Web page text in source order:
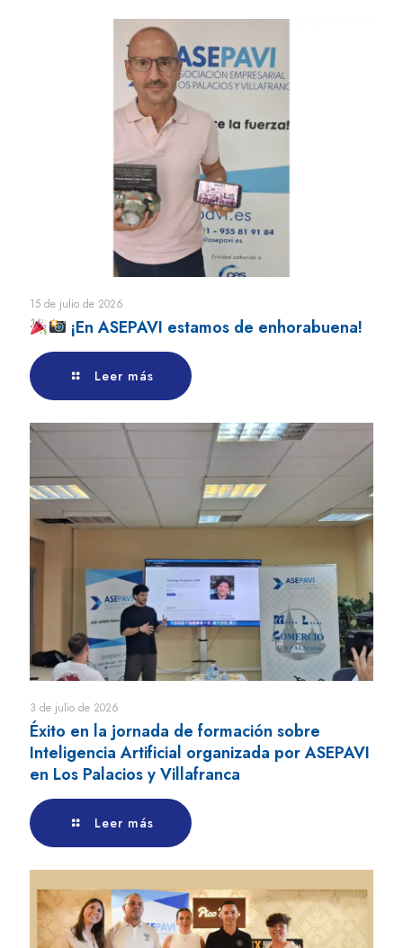
15 de julio de 2026
¡En ASEPAVI estamos de enhorabuena!
Leer más
3 de julio de 2026
Éxito en la jornada de formación sobre
Inteligencia Artificial organizada por ASEPAVI
en Los Palacios y Villafranca
Leer más